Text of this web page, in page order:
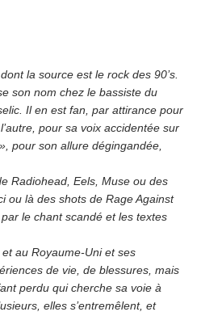
la source est le rock des 90’s.
son nom chez le bassiste du
Il en est fan, par attirance pour
pour sa voix accidentée sur
pour son allure dégingandée,
Radiohead, Eels, Muse ou des
ou là des shots de Rage Against
le chant scandé et les textes
au Royaume-Uni et ses
de vie, de blessures, mais
perdu qui cherche sa voie à
elles s’entremêlent, et